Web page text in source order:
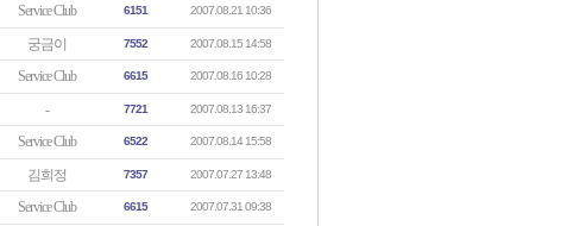
Service Club 6151 2007.08.21 10:36
궁금이 7552 2007.08.15 14:58
Service Club 6615 2007.08.16 10:28
- 7721 2007.08.13 16:37
Service Club 6522 2007.08.14 15:58
김희정 7357 2007.07.27 13:48
Service Club 6615 2007.07.31 09:38